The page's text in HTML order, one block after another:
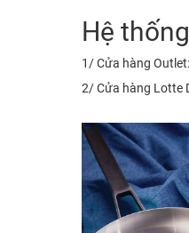
Hệ
1/ Cửa hàng
2/ Cửa hàng Lotte